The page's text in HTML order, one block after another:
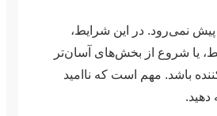
نمی‌رود. در این شرایط،
یا شروع از بخش‌های آسان‌تر
باشد. مهم است که ناامید
دهید.